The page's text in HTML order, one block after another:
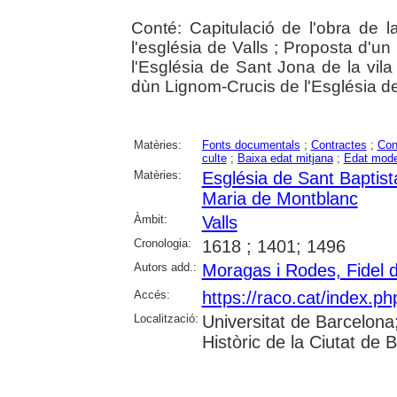
Conté: Capitulació de l'obra de
l'església de Valls ; Proposta
l'Església de Sant Jona de la
dùn Lignom-Crucis de l'Església
Matèries: Fonts documentals ; Contractes ;
culte; Baixa edat mitjana; Edat
Matèries:
Església de Sant
Maria de Montblanc
Àmbit: Valls
Cronologia: 1618 ; 1401; 1496
Autors add.: Moragas i Rodes, Fidel
Accés: https://raco.cat/
Localització: Universitat de
Històric de la Ciutat de